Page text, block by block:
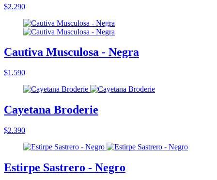
$2.290
Cautiva Musculosa - Negra
$1.590
Cayetana Broderie
$2.390
Estirpe Sastrero - Negro